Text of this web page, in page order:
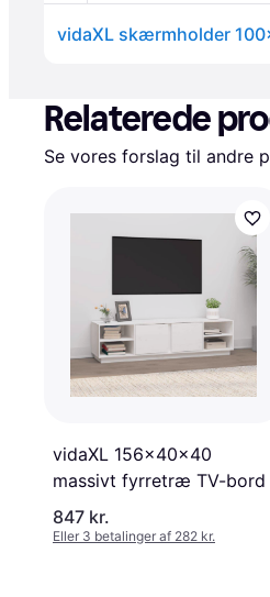
vidaXL skærmholder
Relaterede
Se vores forslag til andre
vidaXL 156x40x40
massivt fyrretræ TV-bord
847 kr.
Eller 3 betalinger af 282 kr.